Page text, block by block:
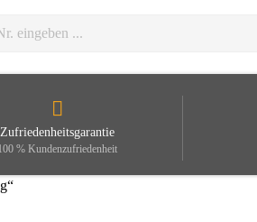
Zufriedenheitsgarantie
% Kundenzufriedenheit